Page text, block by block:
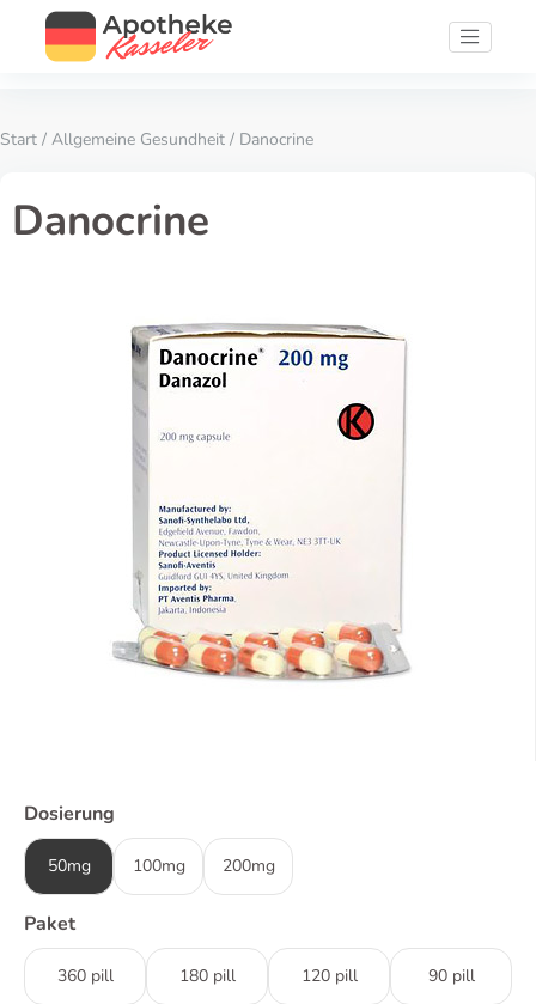
Start / Allgemeine Gesundheit / Danocrine
Danocrine
Dosierung
50mg 100mg 200mg
Paket
360 pill 180 pill 120 pill 90 pill